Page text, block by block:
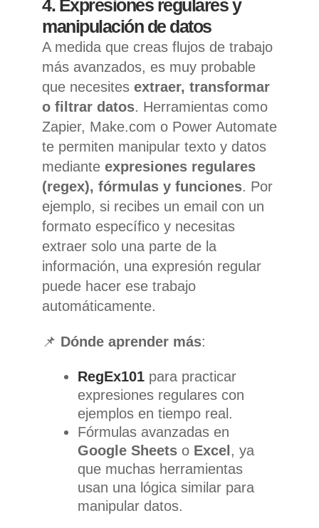
4. Expresiones regulares y
manipulación de datos
A medida que creas flujos de trabajo
más avanzados, es muy probable
que necesites extraer, transformar
o filtrar datos. Herramientas como
Zapier, Make.com o Power Automate
te permiten manipular texto y datos
mediante expresiones regulares
(regex), fórmulas y funciones. Por
ejemplo, si recibes un email con un
formato específico y necesitas
extraer solo una parte de la
información, una expresión regular
puede hacer ese trabajo
automáticamente.
📌 Dónde aprender más:
RegEx101 para practicar
expresiones regulares con
ejemplos en tiempo real.
Fórmulas avanzadas en
Google Sheets o Excel, ya
que muchas herramientas
usan una lógica similar para
manipular datos.